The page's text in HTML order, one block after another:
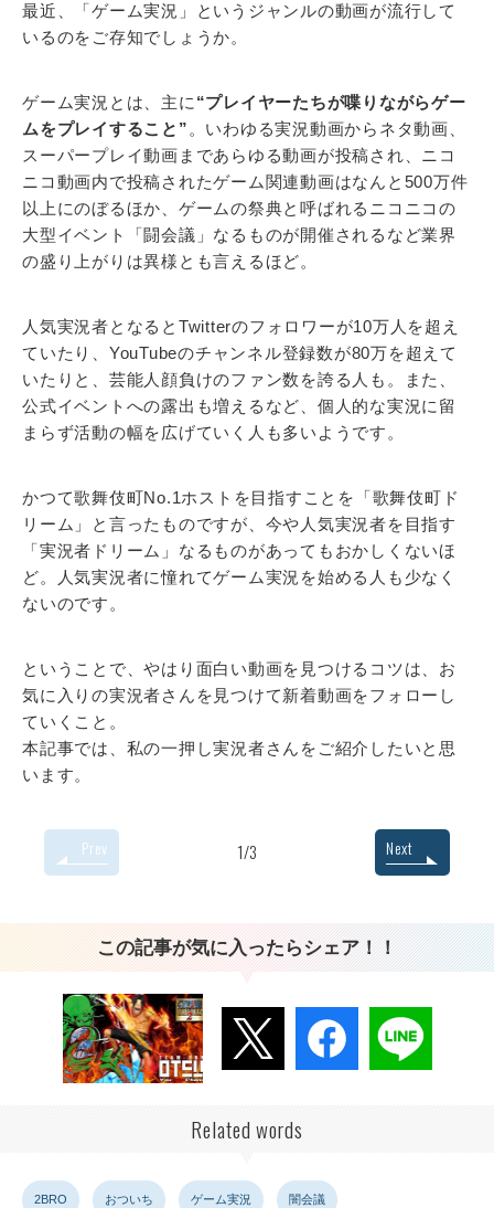
最近、「ゲーム実況」というジャンルの動画が流行して
いるのをご存知でしょうか。
ゲーム実況とは、主に“プレイヤーたちが喋りながらゲー
ムをプレイすること”。いわゆる実況動画からネタ動画、
スーパープレイ動画まであらゆる動画が投稿され、ニコ
ニコ動画内で投稿されたゲーム関連動画はなんと500万件
以上にのぼるほか、ゲームの祭典と呼ばれるニコニコの
大型イベント「闘会議」なるものが開催されるなど業界
の盛り上がりは異様とも言えるほど。
人気実況者となるとTwitterのフォロワーが10万人を超え
ていたり、YouTubeのチャンネル登録数が80万を超えて
いたりと、芸能人顔負けのファン数を誇る人も。また、
公式イベントへの露出も増えるなど、個人的な実況に留
まらず活動の幅を広げていく人も多いようです。
かつて歌舞伎町No.1ホストを目指すことを「歌舞伎町ド
リーム」と言ったものですが、今や人気実況者を目指す
「実況者ドリーム」なるものがあってもおかしくないほ
ど。人気実況者に憧れてゲーム実況を始める人も少なく
ないのです。
ということで、やはり面白い動画を見つけるコツは、お
気に入りの実況者さんを見つけて新着動画をフォローし
ていくこと。
本記事では、私の一押し実況者さんをご紹介したいと思
います。
1/3
Prev Next
この記事が気に入ったらシェア！！
Related words
2BRO おついち ゲーム実況 闇会議